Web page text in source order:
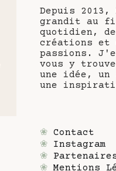
Depuis 2013,
grandit au
quotidien,
créations et
passions.
vous y
une idée, un
une
❀ Contact
❀ Instagram
❀
❀ Mentions